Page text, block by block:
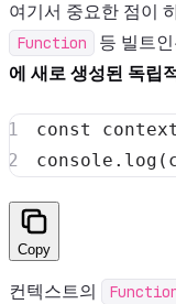
여기서 중요한 점이
Function 등 빌트
에 새로 생성된 독립
const
console . log (
Copy
컨텍스트의